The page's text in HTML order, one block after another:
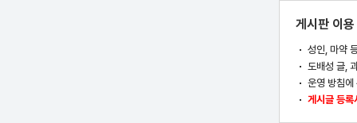
게시판 이
성인, 마약
도배성 글,
운영 방침에
게시글 등